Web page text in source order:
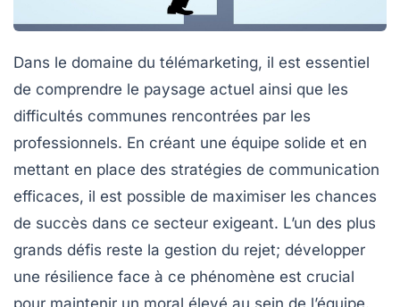
Dans le domaine du télémarketing, il est essentiel
de comprendre le paysage actuel ainsi que les
difficultés communes rencontrées par les
professionnels. En créant une équipe solide et en
mettant en place des stratégies de communication
efficaces, il est possible de maximiser les chances
de succès dans ce secteur exigeant. L’un des plus
grands défis reste la gestion du rejet; développer
une résilience face à ce phénomène est crucial